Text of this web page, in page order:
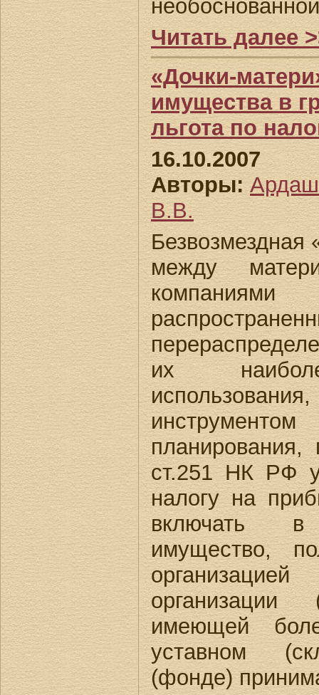
Читать далее
«Дочки-
имущества в
льгота по
16.10.2007
Авторы:
В.В.
Безвозмездная
между
их
планирования,
ст.251 НК РФ
налогу на
включать
имущество,
организации
имеющей
уставном
(фонде)